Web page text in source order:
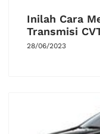
Inilah Cara
Transmisi
28/06/2023